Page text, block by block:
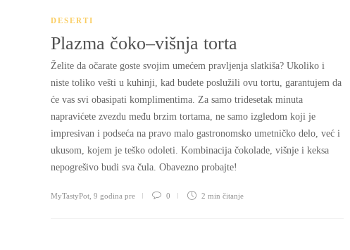
DESERTI
Plazma čoko–višnja torta
Želite da očarate goste svojim umećem pravljenja slatkiša? Ukoliko i
niste toliko vešti u kuhinji, kad budete poslužili ovu tortu, garantujem da
će vas svi obasipati komplimentima. Za samo tridesetak minuta
napravićete zvezdu među brzim tortama, ne samo izgledom koji je
impresivan i podseća na pravo malo gastronomsko umetničko delo, već i
ukusom, kojem je teško odoleti. Kombinacija čokolade, višnje i keksa
nepogrešivo budi sva čula. Obavezno probajte!
MyTastyPot 9 godina pre 0 2 min čitanje